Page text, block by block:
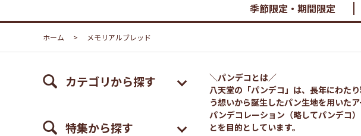
季節限定・期間限定
ホーム > メモリアルブレッド
カテゴリから探す
特集から探す
＼パンデコとは／
八天堂の「パンデコ」は、長年にわた
う想いから誕生したパン生地を用いたア
パンデコレーション（略してパンデコ
とを目的としています。